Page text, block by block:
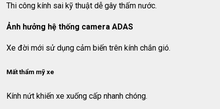
Thi công kính sai kỹ thuật dễ gây thấm nước.
Ảnh hưởng hệ thống camera ADAS
Xe đời mới sử dụng cảm biến trên kính chắn gió.
Mất thẩm mỹ xe
Kính nứt khiến xe xuống cấp nhanh chóng.